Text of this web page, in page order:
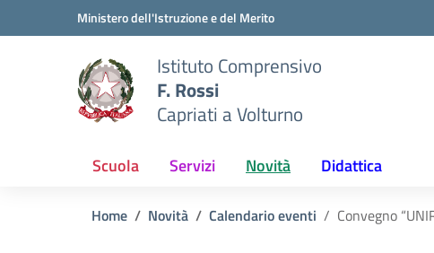
Vai ai contenuti
Vai al menu di navigazioneMinistero dell'Istruzione e del Merito
Istituto Comprensivo
F. Rossi
Capriati a Volturno
Scuola Servizi Novità Didattica
Home Novità Calendario eventi Convegno